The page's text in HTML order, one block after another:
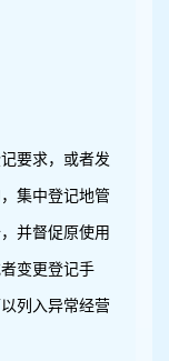
要求，或者发
集中登记地管
并督促原使用
变更登记手
列入异常经营